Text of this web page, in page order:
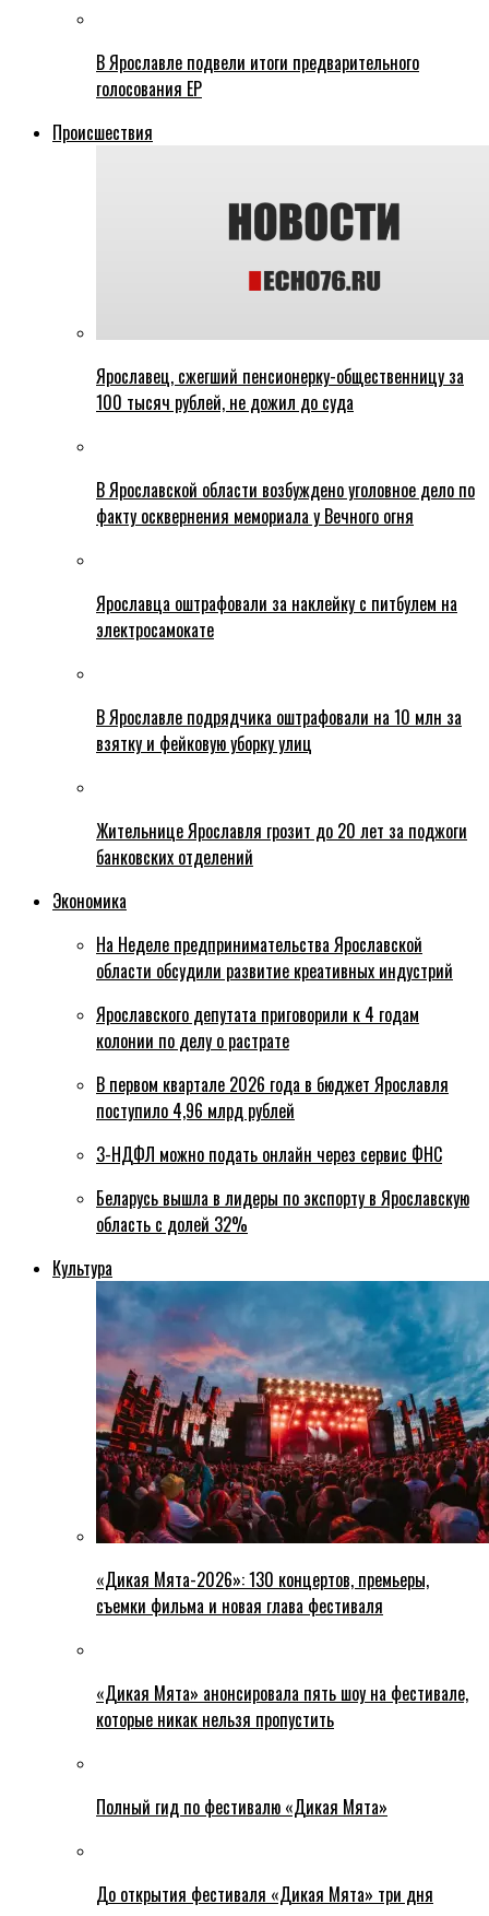
В Ярославле подвели итоги предварительного
голосования ЕР
Происшествия
Ярославец, сжегший пенсионерку-общественницу за
100 тысяч рублей, не дожил до суда
В Ярославской области возбуждено уголовное дело по
факту осквернения мемориала у Вечного огня
Ярославца оштрафовали за наклейку с питбулем на
электросамокате
В Ярославле подрядчика оштрафовали на 10 млн за
взятку и фейковую уборку улиц
Жительнице Ярославля грозит до 20 лет за поджоги
банковских отделений
Экономика
На Неделе предпринимательства Ярославской
области обсудили развитие креативных индустрий
Ярославского депутата приговорили к 4 годам
колонии по делу о растрате
В первом квартале 2026 года в бюджет Ярославля
поступило 4,96 млрд рублей
3-НДФЛ можно подать онлайн через сервис ФНС
Беларусь вышла в лидеры по экспорту в Ярославскую
область с долей 32%
Культура
«Дикая Мята-2026»: 130 концертов, премьеры,
съемки фильма и новая глава фестиваля
«Дикая Мята» анонсировала пять шоу на фестивале,
которые никак нельзя пропустить
Полный гид по фестивалю «Дикая Мята»
До открытия фестиваля «Дикая Мята» три дня